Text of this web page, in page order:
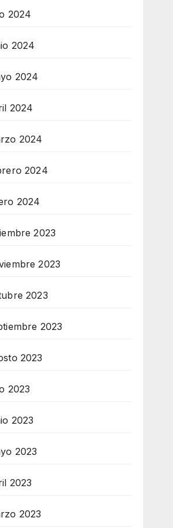
2024
2024
2024
2024
2024
2024
2024
2023
2023
2023
2023
2023
2023
2023
2023
2023
2023